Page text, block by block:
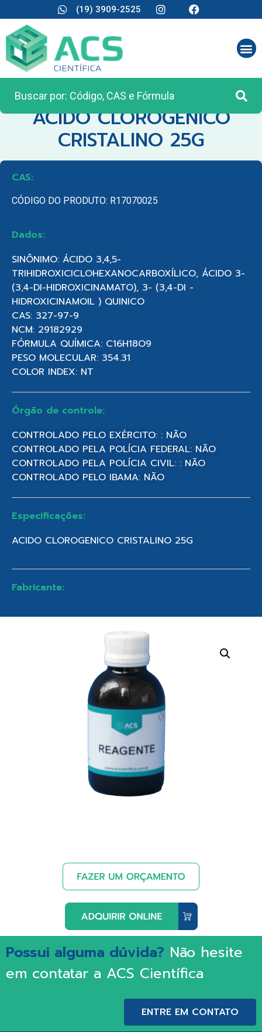
(19) 3909-2525
CATEGORIA:REAGENTES ANALÍTICOS
ACIDO CLOROGENICO
CRISTALINO 25G
CAS:
CÓDIGO DO PRODUTO: R17070025
Dados:
SINÔNIMO: ÁCIDO 3,4,5-
TRIHIDROXICICLOHEXANOCARBOXÍLICO, ÁCIDO 3-
(3,4-DI-HIDROXICINAMATO), 3- (3,4-DI -
HIDROXICINAMOIL ) QUINICO
CAS: 327-97-9
NCM: 29182929
FÓRMULA QUÍMICA: C16H18O9
PESO MOLECULAR: 354.31
COLOR INDEX: NT
Órgão de controle:
CONTROLADO PELO EXÉRCITO: : NÃO
CONTROLADO PELA POLÍCIA FEDERAL: NÃO
CONTROLADO PELA POLÍCIA CIVIL: : NÃO
CONTROLADO PELO IBAMA: NÃO
Especificações:
ACIDO CLOROGENICO CRISTALINO 25G
Fabricante:
Possui alguma dúvida? Não hesite
em contatar a ACS Científica
ENTRE EM CONTATO